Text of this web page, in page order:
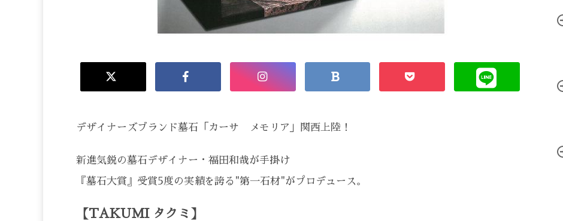
デザイナーズブランド墓石「カーサ メモリア」関西上陸！
新進気鋭の墓石デザイナー・福田和哉が手掛け
『墓石大賞』受賞5度の実績を誇る"第一石材"がプロデュース。
【TAKUMI タクミ】